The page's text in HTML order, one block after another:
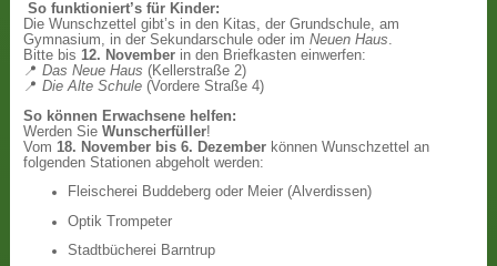
So funktioniert’s für Kinder:
Die Wunschzettel gibt’s in den Kitas, der Grundschule, am
Gymnasium, in der Sekundarschule oder imNeuen Haus.
Bitte bis12. November in den Briefkasten einwerfen:
📍Das Neue Haus (Kellerstraße 2)
📍Die Alte Schule (Vordere Straße 4)
So können Erwachsene helfen:
Werden SieWunscherfüller!
Vom 18. November bis 6. Dezember können Wunschzettel an
folgenden Stationen abgeholt werden:
Fleischerei Buddeberg oder Meier (Alverdissen)
Optik Trompeter
Stadtbücherei Barntrup